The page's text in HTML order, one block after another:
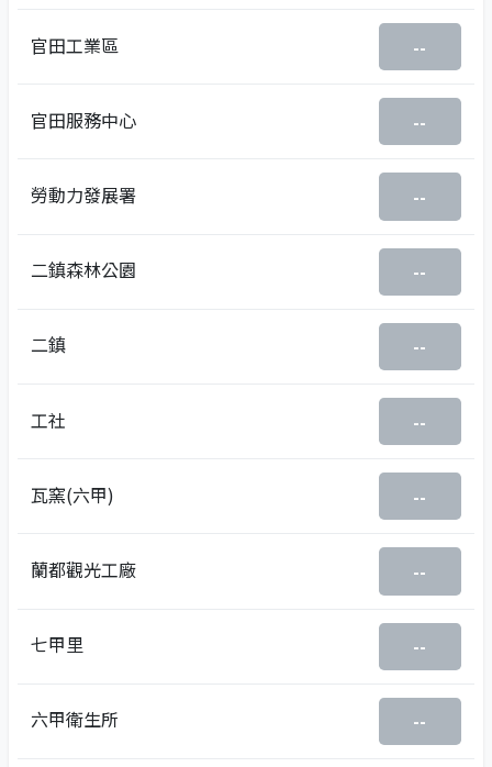
官田工業區 --
官田服務中心 --
勞動力發展署 --
二鎮森林公園 --
二鎮 --
工社 --
瓦窯(六甲) --
蘭都觀光工廠 --
七甲里 --
六甲衛生所 --